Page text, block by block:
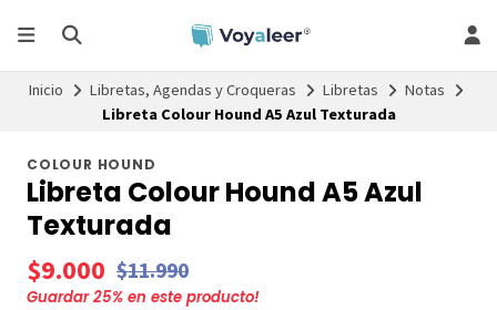
Inicio Libretas, Agendas y Croqueras Libretas
Notas
Libreta Colour Hound A5 Azul Texturada
COLOUR HOUND
Libreta Colour Hound A5 Azul
Texturada
$9.000 $11.990
Guardar25% en este producto!